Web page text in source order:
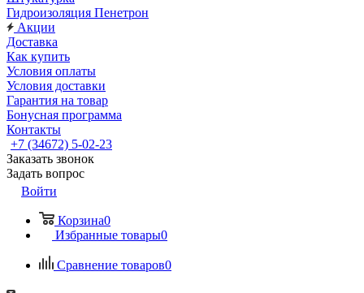
Гидроизоляция Пенетрон
Акции
Доставка
Как купить
Условия оплаты
Условия доставки
Гарантия на товар
Бонусная программа
Контакты
+7 (34672) 5-02-23
Заказать звонок
Задать вопрос
Войти
Корзина0
Избранные товары0
Сравнение товаров0